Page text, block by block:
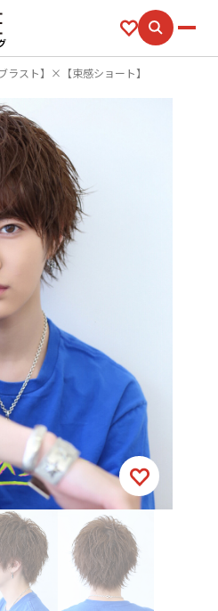
ラスト】×【束感ショート】